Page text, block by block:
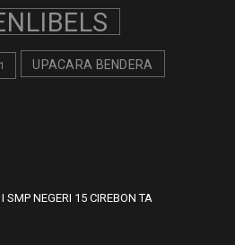
UPACARA BENDERA
NEGERI 15 CIREBON TA